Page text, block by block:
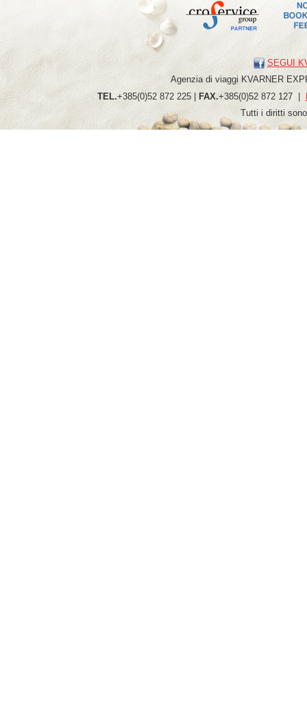
SEGUI
Agenzia di viaggi KVARNER
TEL.+385(0)52 872 225 | FAX.+385(0)52 872 127 |
Tutti i diritti